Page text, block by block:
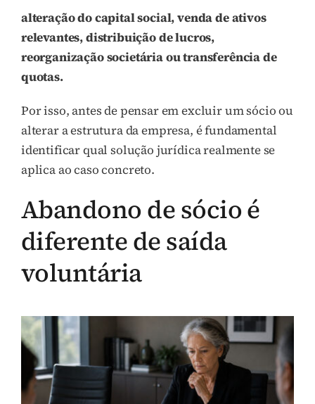
alteração do capital social, venda de ativos
relevantes, distribuição de lucros,
reorganização societária ou transferência de
quotas.
Por isso, antes de pensar em excluir um sócio ou
alterar a estrutura da empresa, é fundamental
identificar qual solução jurídica realmente se
aplica ao caso concreto.
Abandono de sócio é
diferente de saída
voluntária